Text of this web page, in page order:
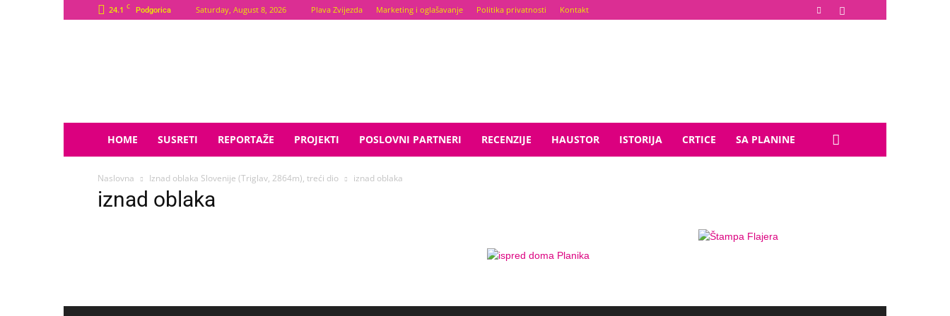
24.1 C Podgorica Saturday, August 8, 2026 Plava Zvijezda Marketing i oglašavanje Politika privatnosti Kontakt
HOME SUSRETI REPORTAŽE PROJEKTI POSLOVNI PARTNERI RECENZIJE HAUSTOR ISTORIJA CRTICE SA PLANINE
Naslovna Iznad oblaka Slovenije (Triglav, 2864m), treći dio iznad oblaka
iznad oblaka